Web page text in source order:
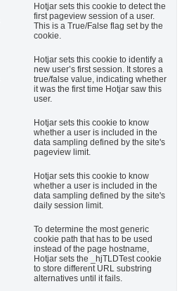
Hotjar sets this cookie to detect the
first pageview session of a user.
This is a True/False flag set by the
cookie.
Hotjar sets this cookie to identify a
new user’s first session. It stores a
true/false value, indicating whether
it was the first time Hotjar saw this
user.
Hotjar sets this cookie to know
whether a user is included in the
data sampling defined by the site's
pageview limit.
Hotjar sets this cookie to know
whether a user is included in the
data sampling defined by the site's
daily session limit.
To determine the most generic
cookie path that has to be used
instead of the page hostname,
Hotjar sets the _hjTLDTest cookie
to store different URL substring
alternatives until it fails.